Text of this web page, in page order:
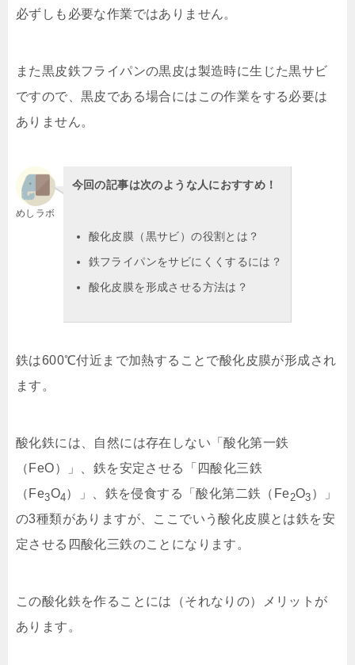
必ずしも必要な作業ではありません。
また黒皮鉄フライパンの黒皮は製造時に生じた黒サビ
ですので、黒皮である場合にはこの作業をする必要は
ありません。
めしラボ
今回の記事は次のような人におすすめ！
酸化皮膜（黒サビ）の役割とは？
鉄フライパンをサビにくくするには？
酸化皮膜を形成させる方法は？
鉄は600℃付近まで加熱することで酸化皮膜が形成され
ます。
酸化鉄には、自然には存在しない「酸化第一鉄
（FeO）」、鉄を安定させる「四酸化三鉄
（Fe3O4）」、鉄を侵食する「酸化第二鉄（Fe2O3 ）」
の3種類がありますが、ここでいう酸化皮膜とは鉄を安
定させる四酸化三鉄のことになります。
この酸化鉄を作ることには（それなりの）メリットが
あります。